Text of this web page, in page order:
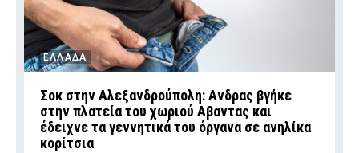
ΕΛΛΑΔΑ
Σοκ στην Αλεξανδρούπολη: Ανδρας βγήκε
στην πλατεία του χωριού Αβαντας και
έδειχνε τα γεννητικά του όργανα σε ανηλίκα
κορίτσια